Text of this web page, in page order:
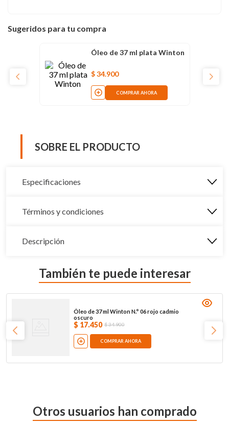
Sugeridos para tu compra
Óleo de 37 ml plata Winton
$ 34.900
COMPRAR AHORA
SOBRE EL PRODUCTO
Especificaciones
Términos y condiciones
Descripción
También te puede interesar
Óleo de 37 ml Winton N.° 06 rojo cadmio
oscuro
$ 17.450 $34.900
COMPRAR AHORA
Otros usuarios han comprado